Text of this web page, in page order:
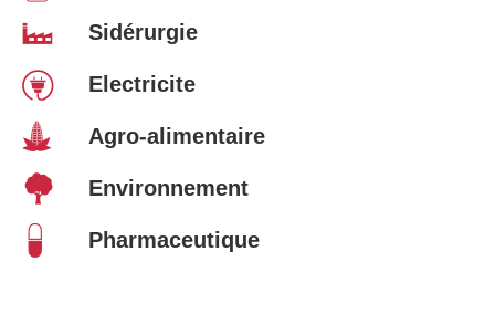
Sidérurgie
Electricite
Agro-alimentaire
Environnement
Pharmaceutique